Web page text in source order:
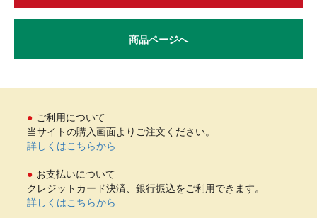
商品ページへ
ご利用について
当サイトの購入画面よりご注文ください。
詳しくはこちらから
お支払いについて
クレジットカード決済、銀行振込をご利用できます。
詳しくはこちらから